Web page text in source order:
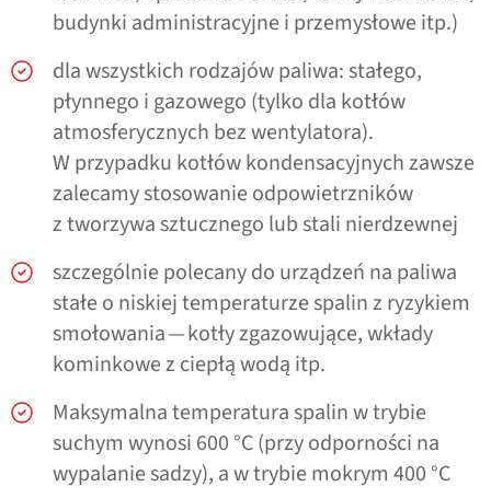
budynki administracyjne i przemysłowe itp.)
dla wszystkich rodzajów paliwa: stałego,
płynnego i gazowego (tylko dla kotłów
atmosferycznych bez wentylatora).
W przypadku kotłów kondensacyjnych zawsze
zalecamy stosowanie odpowietrzników
z tworzywa sztucznego lub stali nierdzewnej
szczególnie polecany do urządzeń na paliwa
stałe o niskiej temperaturze spalin z ryzykiem
smołowania — kotły zgazowujące, wkłady
kominkowe z ciepłą wodą itp.
Maksymalna temperatura spalin w trybie
suchym wynosi 600 °C (przy odporności na
wypalanie sadzy), a w trybie mokrym 400 °C